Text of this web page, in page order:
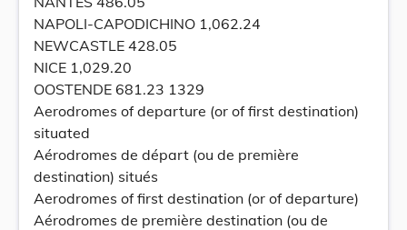
NAPOLI-CAPODICHINO 1,062.24
NEWCASTLE 428.05
NICE 1,029.20
OOSTENDE 681.23 1329
Aerodromes of departure (or of first destination)
situated
Aérodromes de départ (ou de première
destination) situés
Aerodromes of first destination (or of departure)
Aérodromes de première destination (ou de